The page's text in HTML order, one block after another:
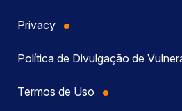
Privacy
Política de Divulgação de
Termos de Uso